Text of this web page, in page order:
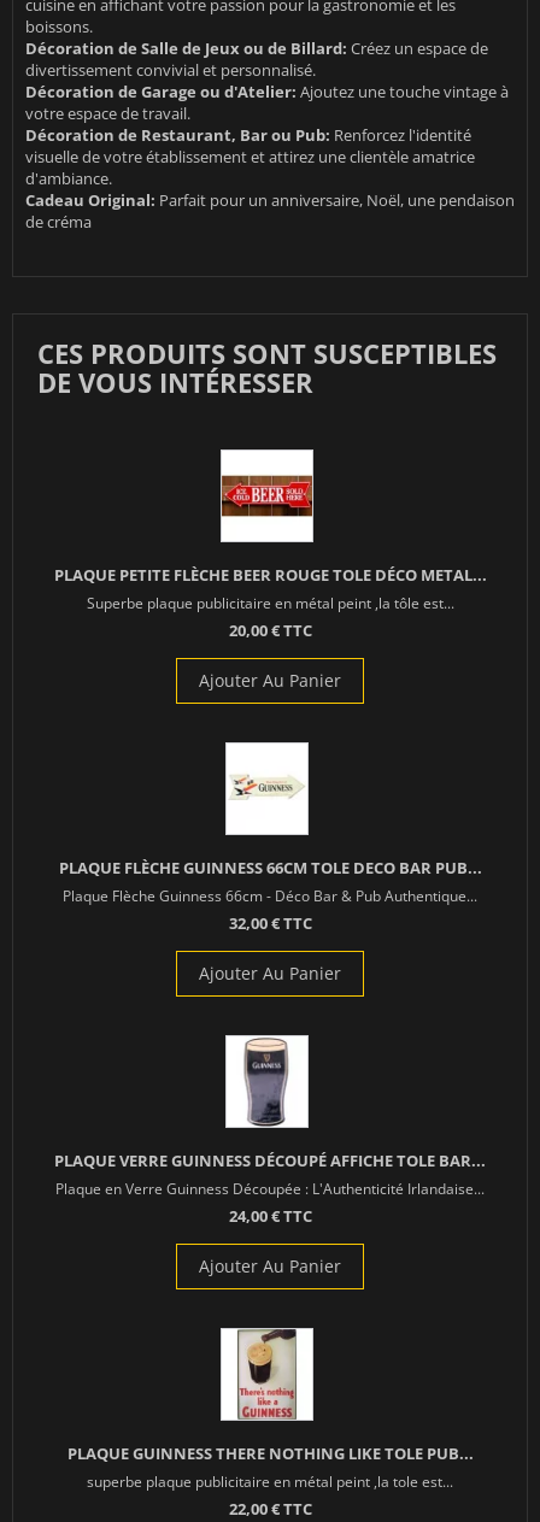
cuisine en affichant votre passion pour la gastronomie et les
boissons.
Décoration de Salle de Jeux ou de Billard: Créez un espace de
divertissement convivial et personnalisé.
Décoration de Garage ou d'Atelier: Ajoutez une touche vintage à
votre espace de travail.
Décoration de Restaurant, Bar ou Pub: Renforcez l'identité
visuelle de votre établissement et attirez une clientèle amatrice
d'ambiance.
Cadeau Original: Parfait pour un anniversaire, Noël, une pendaison
de créma
CES PRODUITS SONT SUSCEPTIBLES
DE VOUS INTÉRESSER
PLAQUE PETITE FLÈCHE BEER ROUGE TOLE DÉCO METAL...
Superbe plaque publicitaire en métal peint ,la tôle est...
20,00 € TTC
Ajouter Au Panier
PLAQUE FLÈCHE GUINNESS 66CM TOLE DECO BAR PUB...
Plaque Flèche Guinness 66cm - Déco Bar & Pub Authentique...
32,00 € TTC
Ajouter Au Panier
PLAQUE VERRE GUINNESS DÉCOUPÉ AFFICHE TOLE BAR...
Plaque en Verre Guinness Découpée : L'Authenticité Irlandaise...
24,00 € TTC
Ajouter Au Panier
PLAQUE GUINNESS THERE NOTHING LIKE TOLE PUB...
superbe plaque publicitaire en métal peint ,la tole est...
22,00 € TTC